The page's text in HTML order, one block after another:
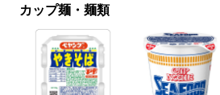
カップ麺・麺類